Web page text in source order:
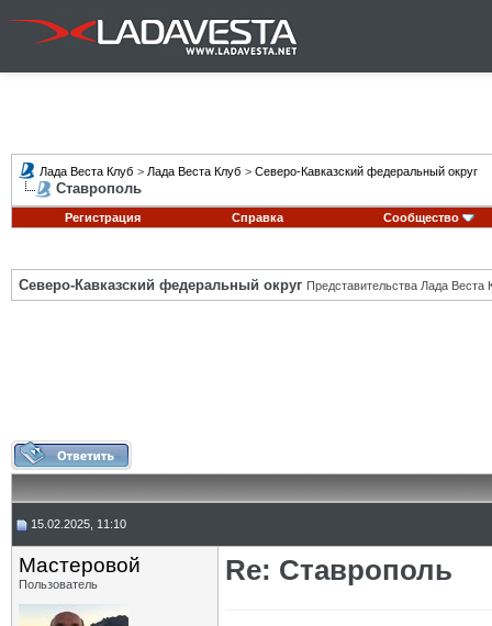
Лада Веста Клуб > Лада Веста Клуб > Северо-Кавказский федеральный округ
Ставрополь
Регистрация Справка Сообщество
Северо-Кавказский федеральный округ Представительства Лада Веста
15.02.2025, 11:10
Мастеровой
Пользователь Re: Ставрополь